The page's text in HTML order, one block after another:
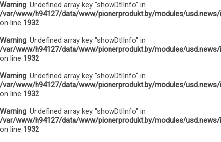
Warning: Undefined array key "showDtlInfo" in
/var/www/h94127/data/www/pionerprodukt.by/modules/usd.news/
on line 1932
Warning: Undefined array key "showDtlInfo" in
/var/www/h94127/data/www/pionerprodukt.by/modules/usd.news/
on line 1932
Warning: Undefined array key "showDtlInfo" in
/var/www/h94127/data/www/pionerprodukt.by/modules/usd.news/
on line 1932
Warning: Undefined array key "showDtlInfo" in
/var/www/h94127/data/www/pionerprodukt.by/modules/usd.news/
on line 1932